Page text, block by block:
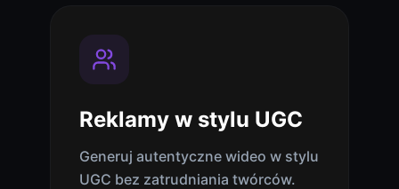
Reklamy w stylu UGC
Generuj autentyczne wideo w stylu
UGC bez zatrudniania twórców.